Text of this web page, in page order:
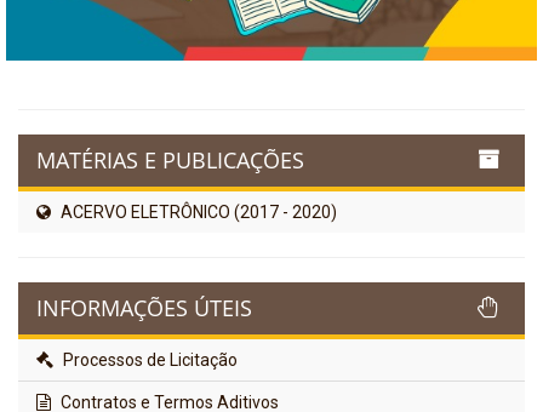
MATÉRIAS E PUBLICAÇÕES
ACERVO ELETRÔNICO (2017 - 2020)
INFORMAÇÕES ÚTEIS
Processos de Licitação
Contratos e Termos Aditivos